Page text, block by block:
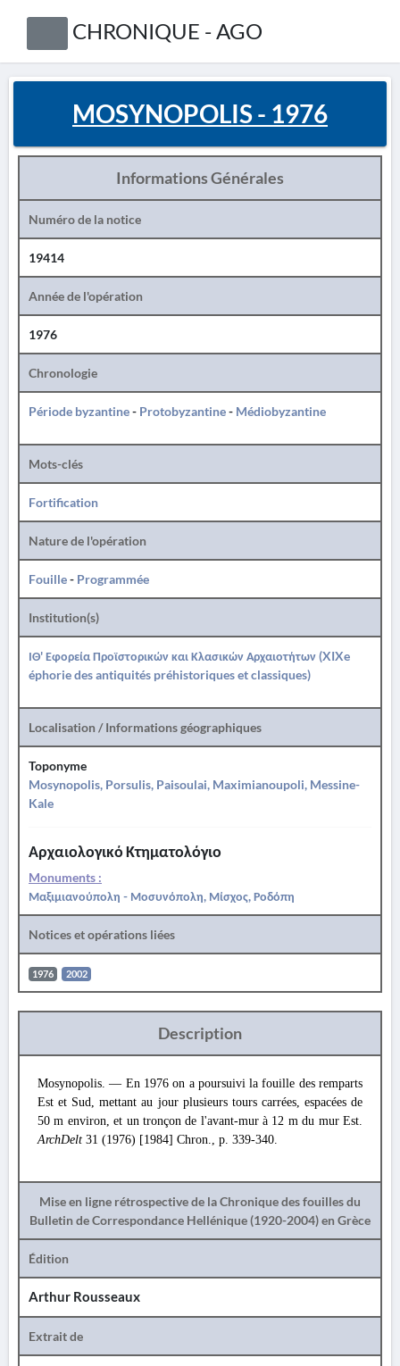
CHRONIQUE - AGO
MOSYNOPOLIS - 1976
Informations Générales
Numéro de la notice
19414
Année de l'opération
1976
Chronologie
Période byzantine- Protobyzantine- Médiobyzantine
Mots-clés
Fortification
Nature de l'opération
Fouille- Programmée
Institution(s)
ΙΘ' Εφορεία Προϊστορικών και Κλασικών Αρχαιοτήτων (XIXe
éphorie des antiquités préhistoriques et classiques)
Localisation / Informations géographiques
Toponyme
Mosynopolis, Porsulis, Paisoulai, Maximianoupoli, Messine-
Kale
Αρχαιολογικό Κτηματολόγιο
Monuments :
Μαξιμιανούπολη - Μοσυνόπολη, Μίσχος, Ροδόπη
Notices et opérations liées
1976 2002
Description
Mosynopolis. — En 1976 on a poursuivi la fouille des remparts
Est et Sud, mettant au jour plusieurs tours carrées, espacées de
50 m environ, et un tronçon de l'avant-mur à 12 m du mur Est.
ArchDelt 31 (1976) [1984] Chron., p. 339-340.
Mise en ligne rétrospective de la Chronique des fouilles du
Bulletin de Correspondance Hellénique (1920-2004) en Grèce
Édition
Arthur Rousseaux
Extrait de